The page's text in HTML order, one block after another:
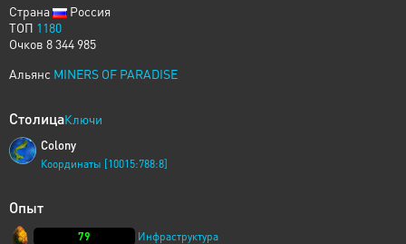
Страна
Россия
ТОП 1180
Очков 8 344 985
Альянс MINERS OF PARADISE
СтолицаКлючи
Colony
Координаты [10015:788:8]
Опыт
79
Инфраструктура